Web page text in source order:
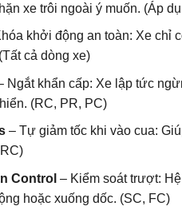
xe trôi ngoài ý muốn. (Áp
khởi động an toàn: Xe chỉ
cả dòng xe)
Ngắt khẩn cấp: Xe lập tức
(RC, PR, PC)
– Tự giảm tốc khi vào cua:
Control – Kiểm soát trượt:
hoặc xuống dốc. (SC, FC)